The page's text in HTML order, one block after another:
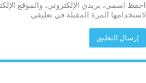
احفظ اسمي، بريدي الإلكتروني، والموقع
لاستخدامها المرة المقبلة في تعليقي.